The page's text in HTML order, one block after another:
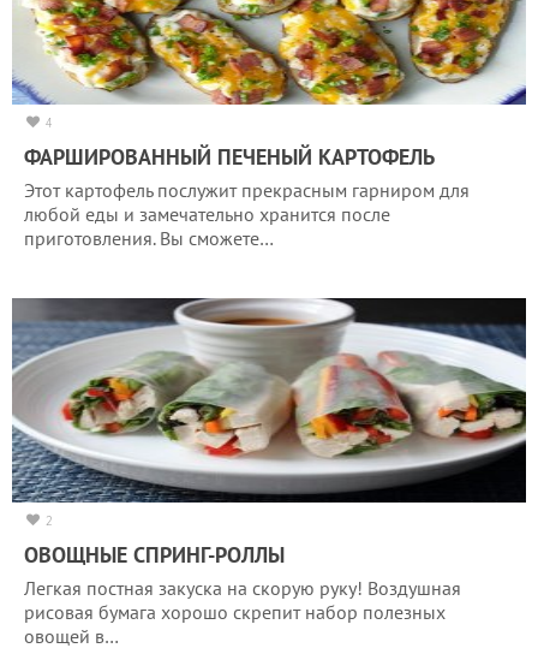
4
ФАРШИРОВАННЫЙ ПЕЧЕНЫЙ КАРТОФЕЛЬ
Этот картофель послужит прекрасным гарниром для
любой еды и замечательно хранится после
приготовления. Вы сможете…
2
ОВОЩНЫЕ СПРИНГ-РОЛЛЫ
Легкая постная закуска на скорую руку! Воздушная
рисовая бумага хорошо скрепит набор полезных
овощей в…